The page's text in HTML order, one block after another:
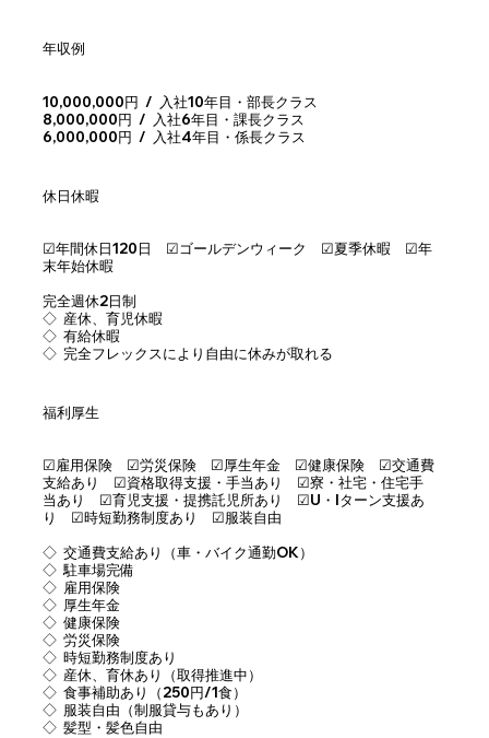
年収例
10,000,000円 / 入社10年目・部長クラス
8,000,000円 / 入社6年目・課長クラス
6,000,000円 / 入社4年目・係長クラス
休日休暇
☑︎年間休日120日 ☑︎ゴールデンウィーク ☑︎夏季休暇 ☑︎年
末年始休暇
完全週休2日制
◇ 産休、育児休暇
◇ 有給休暇
◇ 完全フレックスにより自由に休みが取れる
福利厚生
☑︎雇用保険 ☑︎労災保険 ☑︎厚生年金 ☑︎健康保険 ☑︎交通費
支給あり ☑︎資格取得支援・手当あり ☑︎寮・社宅・住宅手
当あり ☑︎育児支援・提携託児所あり ☑︎U・Iターン支援あ
り ☑︎時短勤務制度あり ☑︎服装自由
◇ 交通費支給あり（車・バイク通勤OK）
◇ 駐車場完備
◇ 雇用保険
◇ 厚生年金
◇ 健康保険
◇ 労災保険
◇ 時短勤務制度あり
◇ 産休、育休あり（取得推進中）
◇ 食事補助あり（250円/1食）
◇ 服装自由（制服貸与もあり）
◇ 髪型・髪色自由